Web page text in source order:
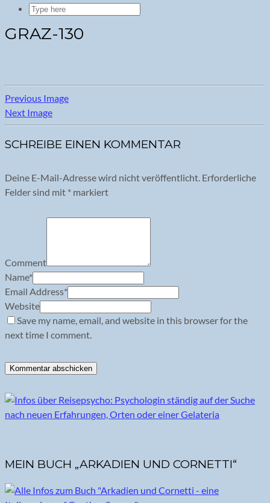
GRAZ-130
Previous Image
Next Image
SCHREIBE EINEN KOMMENTAR
Deine E-Mail-Adresse wird nicht veröffentlicht. Erforderliche
Felder sind mit * markiert
Comment
Name*
Email Address*
Website
Save my name, email, and website in this browser for the
next time I comment.
MEIN BUCH „ARKADIEN UND CORNETTI“